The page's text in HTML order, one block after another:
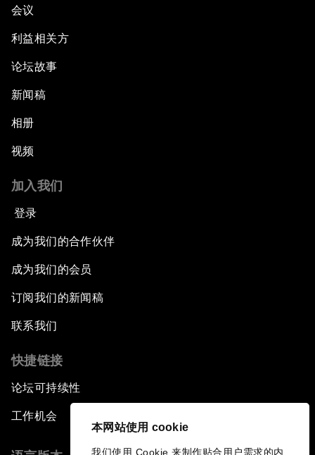
本网站使用 cookie
我们使用 Cookie 来制作贴合用户需求的内
会议
利益相关方
论坛故事
新闻稿
相册
视频
加入我们
登录
成为我们的合作伙伴
成为我们的会员
订阅我们的新闻稿
联系我们
快捷链接
论坛可持续性
工作机会